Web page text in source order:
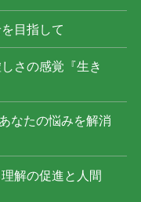
目指して
さの感覚『生き
なたの悩みを解消
解の促進と人間